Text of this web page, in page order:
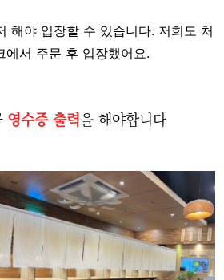
해야 입장할 수 있습니다. 저희도 처
서 주문 후 입장했어요.
영수증 출력을 해야합니다